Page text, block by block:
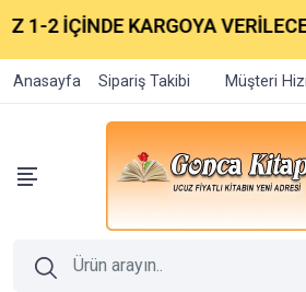
2 İÇİNDE KARGOYA
Anasayfa Sipariş Takibi Müşteri